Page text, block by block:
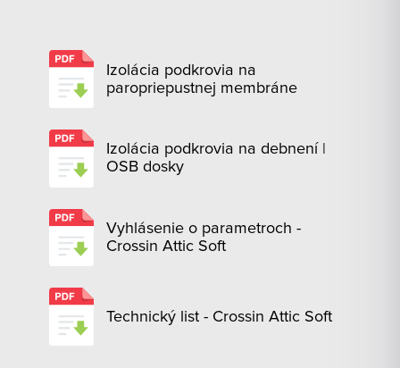
Izolácia podkrovia na
paropriepustnej membráne
Izolácia podkrovia na debnení |
OSB dosky
Vyhlásenie o parametroch -
Crossin Attic Soft
Technický list - Crossin Attic Soft